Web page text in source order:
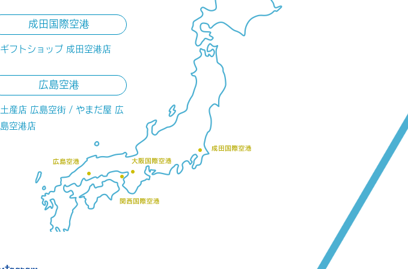
成田国際空港
ギフトショップ 成田空港店
広島空港
土産店 広島空街 / やまだ屋 広
島空港店